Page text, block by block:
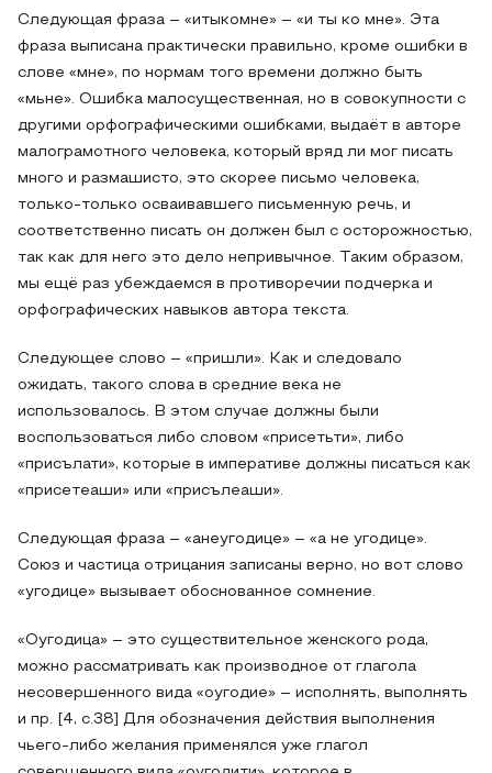
Следующая фраза – «итыкомне» – «и ты ко мне». Эта
фраза выписана практически правильно, кроме ошибки в
слове «мне», по нормам того времени должно быть
«мьне». Ошибка малосущественная, но в совокупности с
другими орфографическими ошибками, выдаёт в авторе
малограмотного человека, который вряд ли мог писать
много и размашисто, это скорее письмо человека,
только-только осваивавшего письменную речь, и
соответственно писать он должен был с осторожностью,
так как для него это дело непривычное. Таким образом,
мы ещё раз убеждаемся в противоречии подчерка и
орфографических навыков автора текста.
Следующее слово – «пришли». Как и следовало
ожидать, такого слова в средние века не
использовалось. В этом случае должны были
воспользоваться либо словом «присетьти», либо
«присълати», которые в императиве должны писаться как
«присетеаши» или «присълеаши».
Следующая фраза – «анеугодице» – «а не угодице».
Союз и частица отрицания записаны верно, но вот слово
«угодице» вызывает обоснованное сомнение.
«Оугодица» – это существительное женского рода,
можно рассматривать как производное от глагола
несовершенного вида «оугодие» – исполнять, выполнять
и пр. [4, с.38] Для обозначения действия выполнения
чьего-либо желания применялся уже глагол